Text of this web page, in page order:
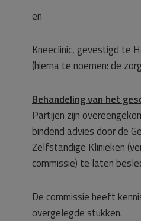
en
Kneeclinic, gevestigd te
(hierna te noemen: de
Behandeling van het
Partijen zijn
bindend advies door de
Zelfstandige Klinieken
commissie) te laten
De commissie heeft
overgelegde stukken.